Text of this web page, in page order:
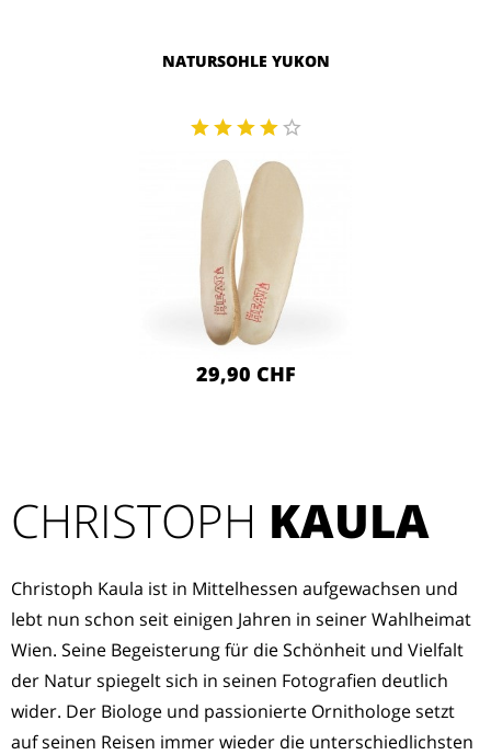
NATURSOHLE YUKON
29,90 CHF
CHRISTOPH KAULA
Christoph Kaula ist in Mittelhessen aufgewachsen und
lebt nun schon seit einigen Jahren in seiner Wahlheimat
Wien. Seine Begeisterung für die Schönheit und Vielfalt
der Natur spiegelt sich in seinen Fotografien deutlich
wider. Der Biologe und passionierte Ornithologe setzt
auf seinen Reisen immer wieder die unterschiedlichsten